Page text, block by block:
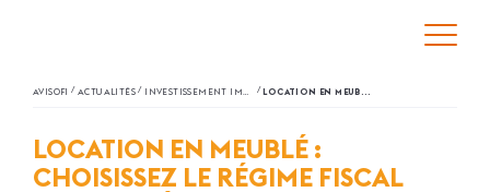
AVISOFI / ACTUALITÉS / /
LOCATION EN MEUBLÉ :
CHOISISSEZ LE RÉGIME FISCAL